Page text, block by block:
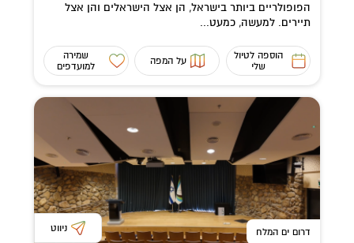
הפופולריים ביותר בישראל, הן אצל הישראלים והן אצל
תיירים. למעשה, כמעט...
הוספה לטיול
שלי
על המפה
שמירה
למועדפים
דרום ים המלח ניווט